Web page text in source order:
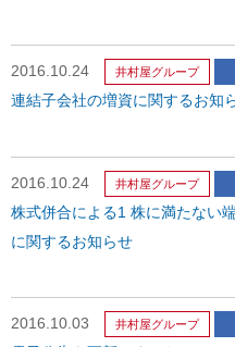
2016.10.24 井村屋グループ
連結子会社の増資に関するお知
2016.10.24 井村屋グループ
株式併合による1 株に満たない
に関するお知らせ
2016.10.03 井村屋グループ